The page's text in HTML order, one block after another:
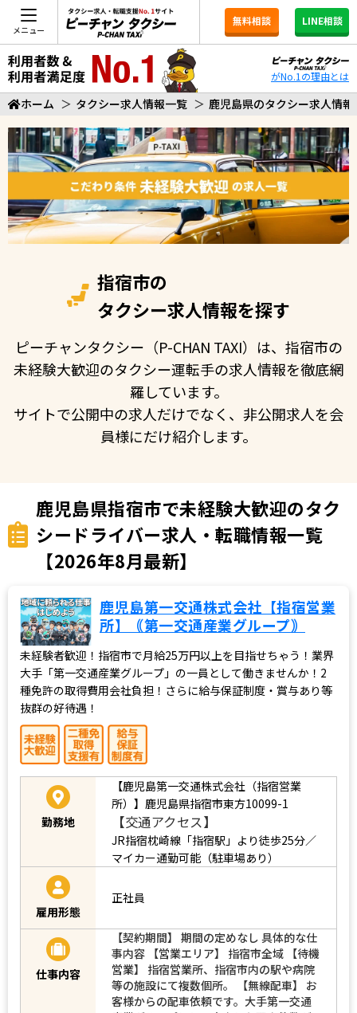
メニュー
無料相談 LINE相談
がNo.1の理由とは
ホーム ＞ タクシー求人情報一覧 ＞ 鹿児島県のタクシー求人情報
指宿市の
タクシー求人情報を探す
ピーチャンタクシー（P-CHAN TAXI）は、指宿市の
未経験大歓迎のタクシー運転手の求人情報を徹底網
羅しています。
サイトで公開中の求人だけでなく、非公開求人を会
員様にだけ紹介します。
鹿児島県指宿市で未経験大歓迎のタク
シードライバー求人・転職情報一覧
【2026年8月最新】
鹿児島第一交通株式会社【指宿営業
所】｟第一交通産業グループ｠
未経験者歓迎！指宿市で月給25万円以上を目指せちゃう！業界
大手「第一交通産業グループ」の一員として働きませんか！2
種免許の取得費用会社負担！さらに給与保証制度・賞与あり等
抜群の好待遇！
勤務地
【鹿児島第一交通株式会社（指宿営業
所）】鹿児島県指宿市東方10099-1
【交通アクセス】
JR指宿枕崎線「指宿駅」より徒歩25分／
マイカー通勤可能（駐車場あり）
雇用形態
正社員
仕事内容
【契約期間】 期間の定めなし 具体的な仕
事内容 【営業エリア】 指宿市全域 【待機
営業】 指宿営業所、指宿市内の駅や病院
等の施設にて複数個所。 【無線配車】 お
客様からの配車依頼です。大手第一交通